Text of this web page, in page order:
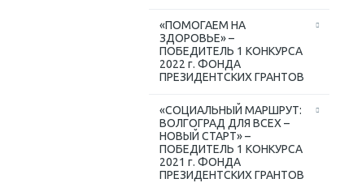
«ПОМОГАЕМ НА
ЗДОРОВЬЕ» –
ПОБЕДИТЕЛЬ 1 КОНКУРСА
2022 г. ФОНДА
ПРЕЗИДЕНТСКИХ ГРАНТОВ
«СОЦИАЛЬНЫЙ МАРШРУТ:
ВОЛГОГРАД ДЛЯ ВСЕХ –
НОВЫЙ СТАРТ» –
ПОБЕДИТЕЛЬ 1 КОНКУРСА
2021 г. ФОНДА
ПРЕЗИДЕНТСКИХ ГРАНТОВ